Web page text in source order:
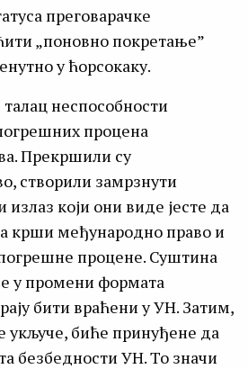
преговарачке
„поновно покретање”
у ћорсокаку.
неспособности
процена
Прекршили су
створили замрзнути
који они виде јесте да
крши међународно право и
процене. Суштина
у промени формата
бити враћени у УН. Затим,
укључе, биће принуђене да
безбедности УН. То значи